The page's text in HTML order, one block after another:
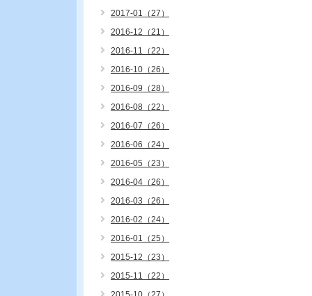
2017-01（27）
2016-12（21）
2016-11（22）
2016-10（26）
2016-09（28）
2016-08（22）
2016-07（26）
2016-06（24）
2016-05（23）
2016-04（26）
2016-03（26）
2016-02（24）
2016-01（25）
2015-12（23）
2015-11（22）